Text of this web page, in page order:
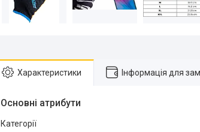
Характеристики Інформація для
Основні атрибути
Категорії